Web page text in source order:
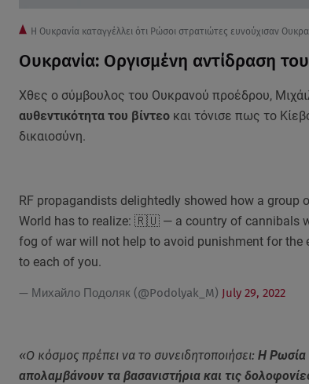
Η Ουκρανία καταγγέλλει ότι Ρώσοι στρατιώτες ευνούχισαν
Ουκρανία: Οργισμένη αντίδραση
Χθες ο σύμβουλος του Ουκρανού προέδρου,
αυθεντικότητα του βίντεοκαι τόνισε πως το
δικαιοσύνη.
RF propagandists delightedly showed how a
World has to realize: 🇷🇺 — a country of cannibals
fog of war will not help to avoid punishment for the
to each of you.
— Михайло Подоляк (@Podolyak_M) July 29, 2022
«Ο κόσμος πρέπει να το συνειδητοποιήσει: Η Ρωσία
απολαμβάνουν τα βασανιστήρια και τις